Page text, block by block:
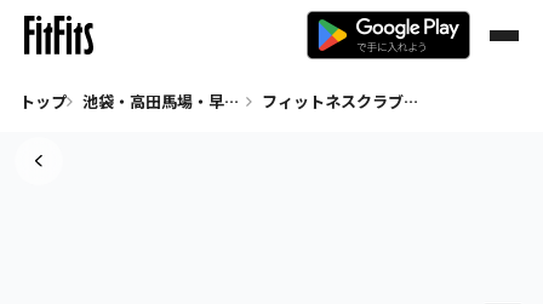
トップ 池袋・高田馬場・早稲田 ジム フィットネスクラブエポック要町